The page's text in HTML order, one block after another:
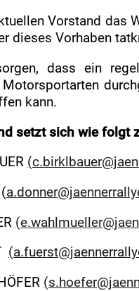
Vorstand das
dieses Vorhaben
dass ein
kann.
setzt sich wie folgt